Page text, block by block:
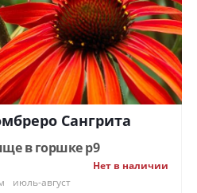
Сангрита
в горшке р9
Нет в наличии
июль-август